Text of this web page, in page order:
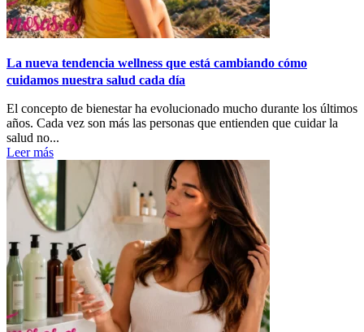
La nueva tendencia wellness que está cambiando cómo
cuidamos nuestra salud cada día
El concepto de bienestar ha evolucionado mucho durante los últimos
años. Cada vez son más las personas que entienden que cuidar la
salud no...
Leer más